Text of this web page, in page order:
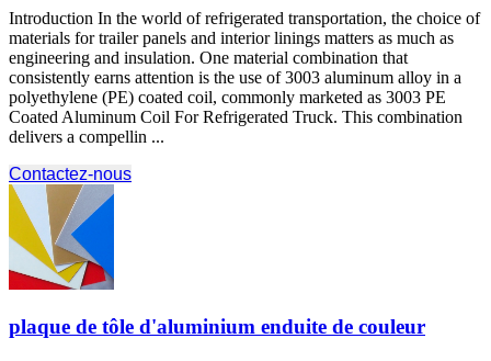
Introduction In the world of refrigerated transportation, the choice of
materials for trailer panels and interior linings matters as much as
engineering and insulation. One material combination that
consistently earns attention is the use of3003 aluminum alloy in a
polyethylene (PE) coated coil, commonly marketed as 3003 PE
Coated Aluminum Coil For Refrigerated Truck. This combination
delivers a compellin ...
Contactez-nous
plaque de tôle d'aluminium enduite de couleur